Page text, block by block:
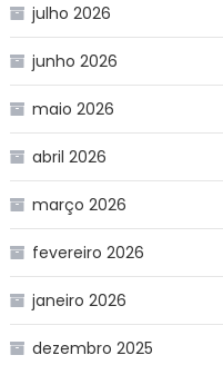
julho 2026
junho 2026
maio 2026
abril 2026
março 2026
fevereiro 2026
janeiro 2026
dezembro 2025